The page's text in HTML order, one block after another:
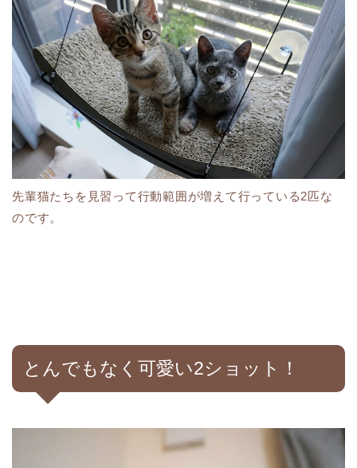
先輩猫たちを見習って行動範囲が増えて行っている2匹な
のです。
とんでもなく可愛い2ショット！